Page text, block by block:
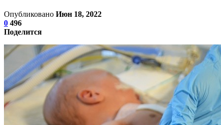
Опубликовано Июн 18, 2022
0 496
Поделится